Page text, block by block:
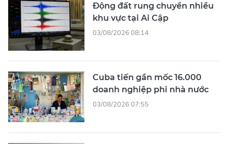
Động đất rung chuyển nhiều
khu vực tại Ai Cập
03/08/2026 08:14
Cuba tiến gần mốc 16.000
doanh nghiệp phi nhà nước
03/08/2026 07:55